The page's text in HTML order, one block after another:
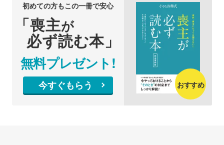
初めての方もこの一冊で安心
「喪主が
必ず読む本」
無料プレゼント!
今すぐもらう おすすめ